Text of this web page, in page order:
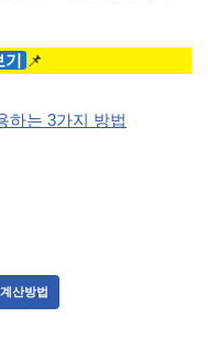
기 📌
하는 3가지 방법
산방법